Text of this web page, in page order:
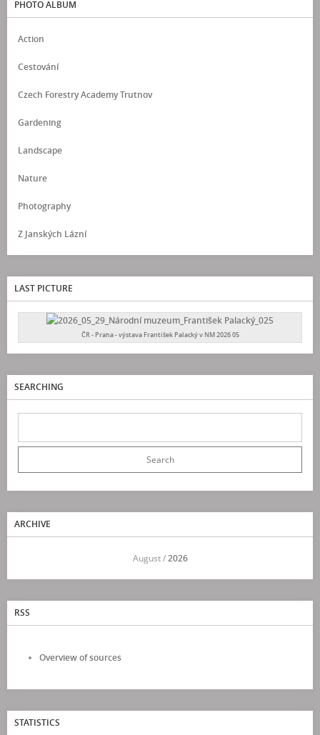
PHOTO ALBUM
Action
Cestování
Czech Forestry Academy Trutnov
Gardening
Landscape
Nature
Photography
Z Janských Lázní
LAST PICTURE
ČR - Praha - výstava František Palacký v NM 2026 05
SEARCHING
ARCHIVE
August /2026
RSS
Overview of sources
STATISTICS